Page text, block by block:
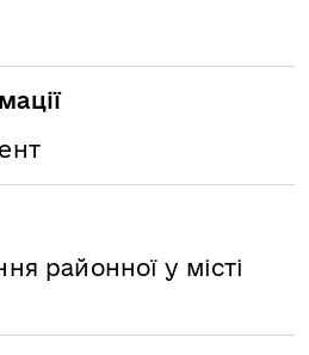
районної у місті